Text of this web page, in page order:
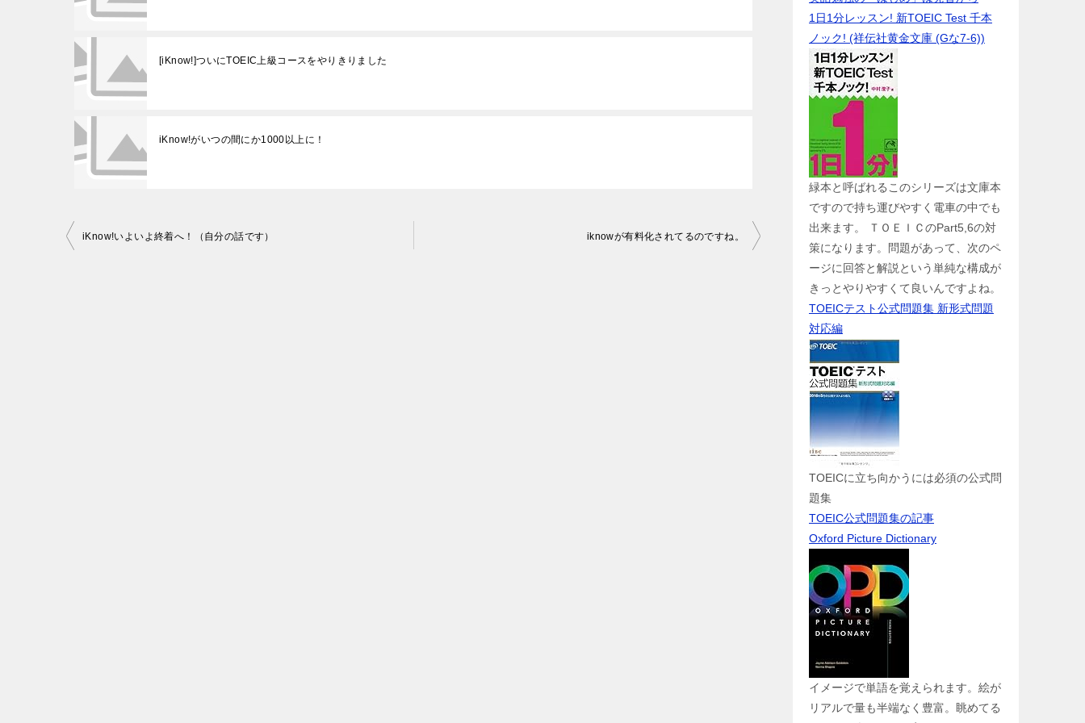
[iKnow!]ついにTOEIC上級コースをやりきりました
iKnow!がいつの間にか1000以上に！
投iKnow!いよいよ終着へ！（自分の話です） iknowが有料化されてるのですね。
1日1分レッスン! 新TOEIC Test 千本
ノック! (祥伝社黄金文庫 (Gな7-6))
緑本と呼ばれるこのシリーズは文庫本
ですので持ち運びやすく電車の中でも
出来ます。 ＴＯＥＩＣのPart5,6の対
策になります。問題があって、次のペ
ージに回答と解説という単純な構成が
きっとやりやすくて良いんですよね。
TOEICテスト公式問題集 新形式問題
対応編
TOEICに立ち向かうには必須の公式問
題集
TOEIC公式問題集の記事
Oxford Picture Dictionary
イメージで単語を覚えられます。絵が
リアルで量も半端なく豊富。眺めてる